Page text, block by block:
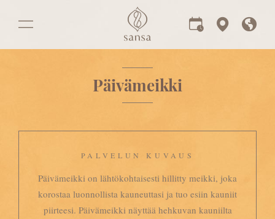
Päivämeikki
PALVELUN KUVAUS
Päivämeikki on lähtökohtaisesti hillitty meikki, joka
korostaa luonnollista kauneuttasi ja tuo esiin kauniit
piirteesi. Päivämeikki näyttää hehkuvan kauniilta